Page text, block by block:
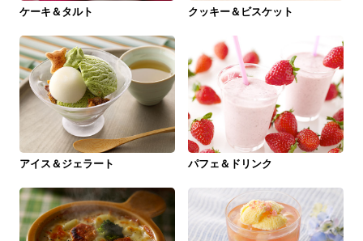
ケーキ＆タルト クッキー＆ビスケット
アイス＆ジェラート パフェ＆ドリンク